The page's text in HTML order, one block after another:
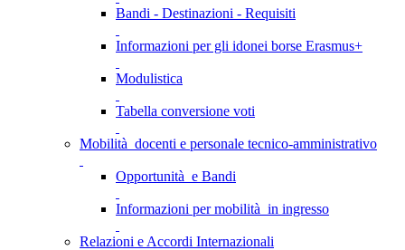
Bandi - Destinazioni - Requisiti
Informazioni per gli idonei borse Erasmus+
Modulistica
Tabella conversione voti
Mobilità docenti e personale tecnico-amministrativo
Opportunità e Bandi
Informazioni per mobilità in ingresso
Relazioni e Accordi Internazionali